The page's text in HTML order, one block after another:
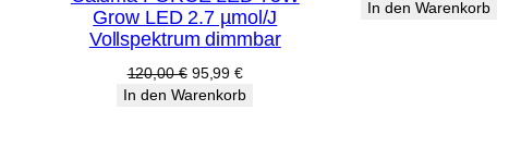
Angebot
Grow LED 2.7 µmol/J
Vollspektrum dimmbar
120,00€ Ursprünglicher
Preis
95,99€Aktueller
Preis
In den Warenkorb
Preis
Preis
In den Warenkorb